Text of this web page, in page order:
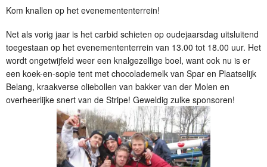
Kom knallen op het evenemententerrein!
Net als vorig jaar is het carbid schieten op oudejaarsdag uitsluitend
toegestaan op het evenemententerrein van 13.00 tot 18.00 uur. Het
wordt ongetwijfeld weer een knalgezellige boel, want ook nu is er
een koek-en-sopie tent met chocolademelk van Spar en Plaatselijk
Belang, kraakverse oliebollen van bakker van der Molen en
overheerlijke snert van de Stripe! Geweldig zulke sponsoren!